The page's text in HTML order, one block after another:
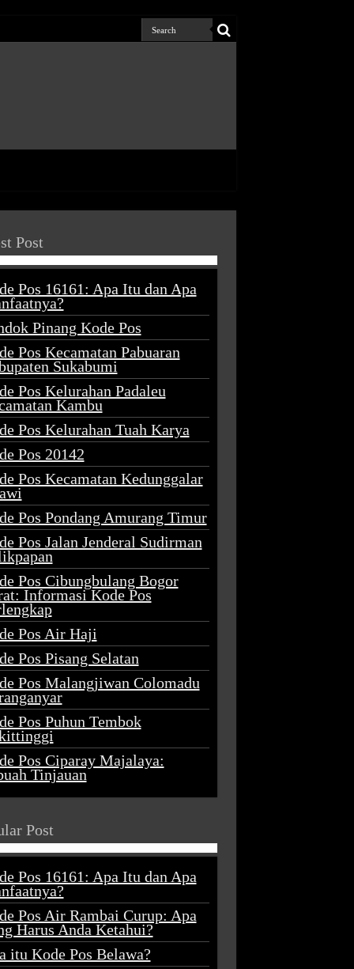
Post
Pos 16161: Apa Itu dan Apa
Pinang Kode Pos
Pos Kecamatan Pabuaran
Sukabumi
Pos Kelurahan Padaleu
Kambu
Pos Kelurahan Tuah Karya
Pos 20142
Pos Kecamatan Kedunggalar
Pos Pondang Amurang Timur
Pos Jalan Jenderal Sudirman
Pos Cibungbulang Bogor
Informasi Kode Pos
Pos Air Haji
Pos Pisang Selatan
Pos Malangjiwan Colomadu
Pos Puhun Tembok
Pos Ciparay Majalaya:
Tinjauan
Post
Pos 16161: Apa Itu dan Apa
Pos Air Rambai Curup: Apa
Harus Anda Ketahui?
itu Kode Pos Belawa?